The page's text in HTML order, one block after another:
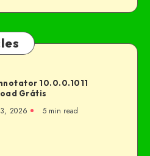
10.0.0.1011
Grátis
2026 5 min read